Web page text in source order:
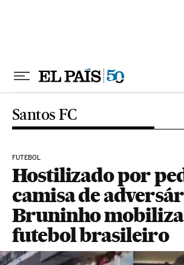
Santos FC
FUTEBOL
Hostilizado por
camisa de
Bruninho
futebol brasileiro